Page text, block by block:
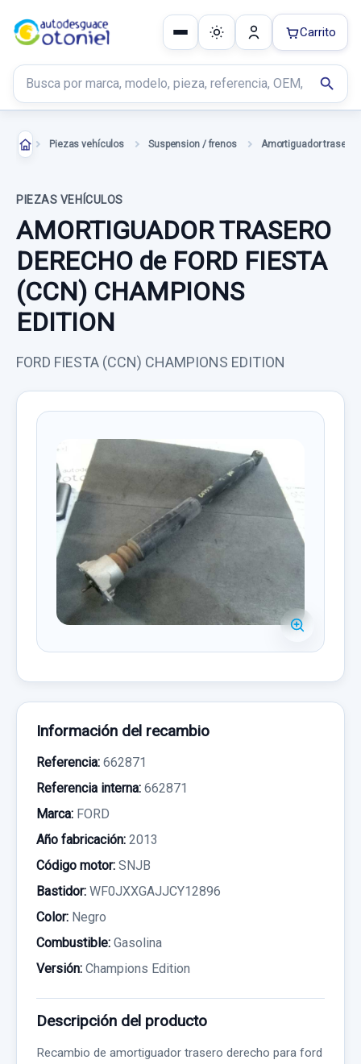
Buscar productos
search
Carrito
Piezas vehículos Suspension / frenos
PIEZAS VEHÍCULOS
AMORTIGUADOR TRASERO
DERECHO de FORD FIESTA
(CCN) CHAMPIONS
EDITION
FORD FIESTA (CCN) CHAMPIONS EDITION
Información del recambio
Referencia: 662871
Referencia interna: 662871
Marca: FORD
Año fabricación: 2013
Código motor: SNJB
Bastidor: WF0JXXGAJJCY12896
Color: Negro
Combustible: Gasolina
Versión: Champions Edition
Descripción del producto
Recambio de amortiguador trasero derecho para ford